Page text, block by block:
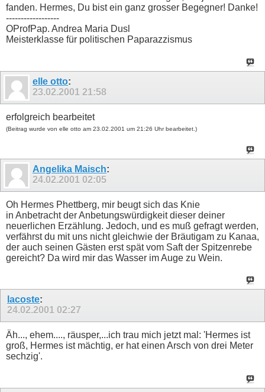
fanden. Hermes, Du bist ein ganz grosser Begegner! Danke!
------------------
OProfPap. Andrea Maria Dusl
Meisterklasse für politischen Paparazzismus
elle otto:
23.02.2001 21:58
erfolgreich bearbeitet
(Beitrag wurde von elle otto am 23.02.2001 um 21:26 Uhr bearbeitet.)
Angelika Maisch:
24.02.2001 02:05
Oh Hermes Phettberg, mir beugt sich das Knie
in Anbetracht der Anbetungswürdigkeit dieser deiner
neuerlichen Erzählung. Jedoch, und es muß gefragt werden,
verfährst du mit uns nicht gleichwie der Bräutigam zu Kanaa,
der auch seinen Gästen erst spät vom Saft der Spitzenrebe
gereicht? Da wird mir das Wasser im Auge zu Wein.
lacoste:
24.02.2001 02:27
Äh..., ehem...., räusper,...ich trau mich jetzt mal: 'Hermes ist
groß, Hermes ist mächtig, er hat einen Arsch von drei Meter
sechzig'.